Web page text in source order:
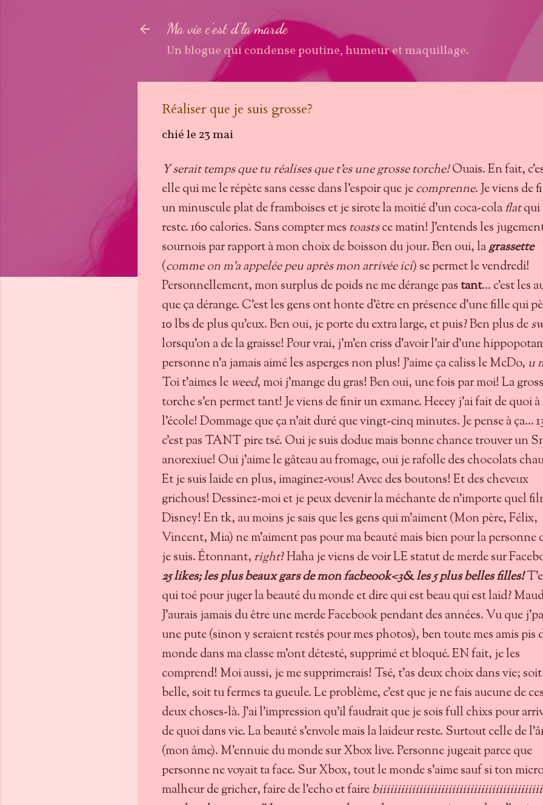
Ma vie c'est d'la marde
Un blogue qui condense poutine, humeur et maquillage.
Réaliser que je suis grosse?
chié le23 mai
Y serait temps que tu réalises que t'es une grosse torche!Ouais. En fait,
elle qui me le répète sans cesse dans l'espoir que jecomprenne. Je viens de
un minuscule plat de framboises et je sirote la moitié d'un coca-colaflatqui
reste. 160 calories. Sans compter mes toastsce matin! J'entends les
sournois par rapport à mon choix de boisson du jour. Ben oui, lagrassette
(comme on m'a appelée peu après mon arrivée ici) se permet le vendredi!
Personnellement, mon surplus de poids ne me dérange pas tant... c'est les
que ça dérange. C'est les gens ont honte d'être en présence d'une fille qui
10 lbs de plus qu'eux. Ben oui, je porte du extra large, et puis? Ben plus de
lorsqu'on a de la graisse! Pour vrai, j'm'en criss d'avoir l'air d'une
personne n'a jamais aimé les asperges non plus! J'aime ça caliss le McDo, u
Toi t'aimes le weed, moi j'mange du gras! Ben oui, une fois par moi! La
torche s'en permet tant! Je viens de finir un exmane. Heeey j'ai fait de quoi à
l'école! Dommage que ça n'ait duré que vingt-cinq minutes. Je pense à ça...
c'est pas TANT pire tsé. Oui je suis dodue mais bonne chance trouver un
anorexiue! Oui j'aime le gâteau au fromage, oui je rafolle des chocolats
Et je suis laide en plus, imaginez-vous! Avec des boutons! Et des cheveux
grichous! Dessinez-moi et je peux devenir la méchante de n'importe quel
Disney! En tk, au moins je sais que les gens qui m'aiment (Mon père, Félix,
Vincent, Mia) ne m'aiment pas pour ma beauté mais bien pour la personne
je suis. Étonnant, right? Haha je viens de voir LE statut de merde sur
25 likes; les plus beaux gars de mon facbeook<3& les 5 plus belles filles!
qui toé pour juger la beauté du monde et dire qui est beau qui est laid?
J'aurais jamais du être une merde Facebook pendant des années. Vu que
une pute (sinon y seraient restés pour mes photos), ben toute mes amis pis
monde dans ma classe m'ont détesté, supprimé et bloqué. EN fait, je les
comprend! Moi aussi, je me supprimerais! Tsé, t'as deux choix dans vie;
belle, soit tu fermes ta gueule. Le problème, c'est que je ne fais aucune de
deux choses-là. J'ai l'impression qu'il faudrait que je sois full chixs pour
de quoi dans vie. La beauté s'envole mais la laideur reste. Surtout celle de
(mon âme). M'ennuie du monde sur Xbox live. Personne jugeait parce que
personne ne voyait ta face. Sur Xbox, tout le monde s'aime sauf si ton
malheur de gricher, faire de l'echo et faire